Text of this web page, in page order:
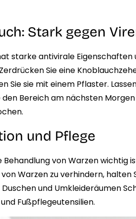
Stark gegen
starke antivirale
Sie eine
Sie sie mit einem Pflaster.
den Bereich am nächsten
und Pflege
Behandlung von Warzen wichtig
Warzen zu verhindern, halten
und Umkleideräumen
Fußpflegeutensilien.